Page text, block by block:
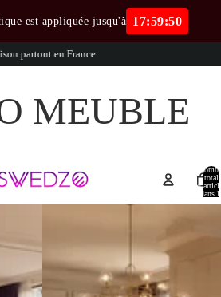
est appliquée jusqu'à 17:59:46
MEUBLE
total
dans